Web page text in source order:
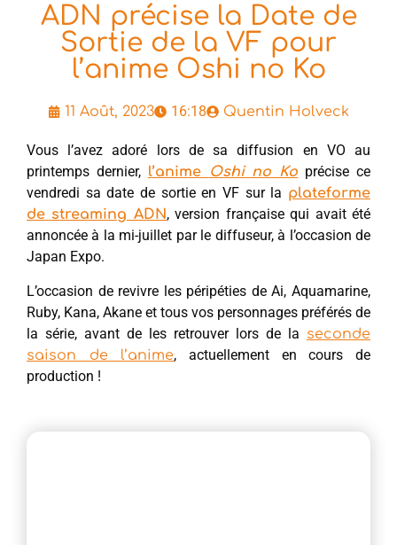
ADN précise la Date de
Sortie de la VF pour
l’anime Oshi no Ko
11 Août, 2023 16:18 Quentin Holveck
Vous l’avez adoré lors de sa diffusion en VO au
printemps dernier, l’anime Oshi no Ko précise ce
vendredi sa date de sortie en VF sur la plateforme
de streaming ADN, version française qui avait été
annoncée à la mi-juillet par le diffuseur, à l’occasion de
Japan Expo.
L’occasion de revivre les péripéties de Ai, Aquamarine,
Ruby, Kana, Akane et tous vos personnages préférés de
la série, avant de les retrouver lors de la seconde
saison de l’anime, actuellement en cours de
production !